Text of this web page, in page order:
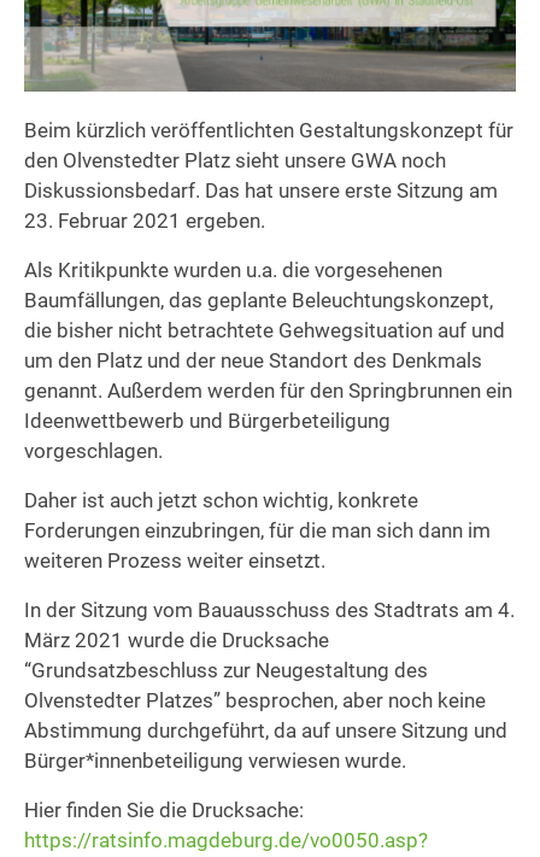
Beim kürzlich veröffentlichten Gestaltungskonzept für
den Olvenstedter Platz sieht unsere GWA noch
Diskussionsbedarf. Das hat unsere erste Sitzung am
23. Februar 2021 ergeben.
Als Kritikpunkte wurden u.a. die vorgesehenen
Baumfällungen, das geplante Beleuchtungskonzept,
die bisher nicht betrachtete Gehwegsituation auf und
um den Platz und der neue Standort des Denkmals
genannt. Außerdem werden für den Springbrunnen ein
Ideenwettbewerb und Bürgerbeteiligung
vorgeschlagen.
Daher ist auch jetzt schon wichtig, konkrete
Forderungen einzubringen, für die man sich dann im
weiteren Prozess weiter einsetzt.
In der Sitzung vom Bauausschuss des Stadtrats am 4.
März 2021 wurde die Drucksache
“Grundsatzbeschluss zur Neugestaltung des
Olvenstedter Platzes” besprochen, aber noch keine
Abstimmung durchgeführt, da auf unsere Sitzung und
Bürger*innenbeteiligung verwiesen wurde.
Hier finden Sie die Drucksache:
https://ratsinfo.magdeburg.de/vo0050.asp?